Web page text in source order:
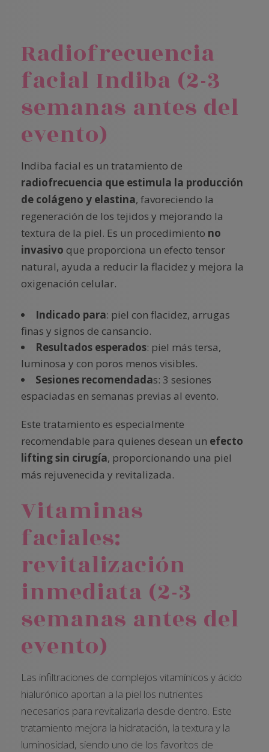
Radiofrecuencia
facial Indiba (2-3
semanas antes del
evento)
Indiba facial es un tratamiento de
radiofrecuencia que estimula la producción
de colágeno y elastina, favoreciendo la
regeneración de los tejidos y mejorando la
textura de la piel. Es un procedimiento no
invasivo que proporciona un efecto tensor
natural, ayuda a reducir la flacidez y mejora la
oxigenación celular.
Indicado para: piel con flacidez, arrugas
finas y signos de cansancio.
Resultados esperados: piel más tersa,
luminosa y con poros menos visibles.
Sesiones recomendadas: 3 sesiones
espaciadas en semanas previas al evento.
Este tratamiento es especialmente
recomendable para quienes desean un efecto
lifting sin cirugía, proporcionando una piel
más rejuvenecida y revitalizada.
Vitaminas
faciales:
revitalización
inmediata (2-3
semanas antes del
evento)
Las infiltraciones de complejos vitamínicos y ácido
hialurónico aportan a la piel los nutrientes
necesarios para revitalizarla desde dentro. Este
tratamiento mejora la hidratación, la textura y la
luminosidad, siendo uno de los favoritos de